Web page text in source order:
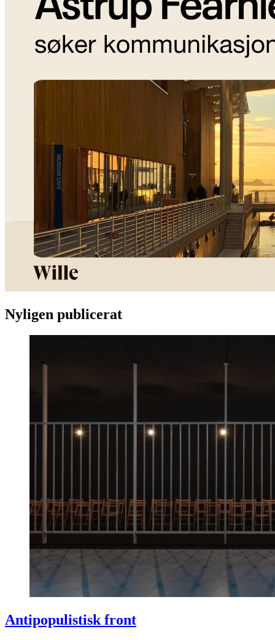
Nyligen publicerat
Antipopulistisk front